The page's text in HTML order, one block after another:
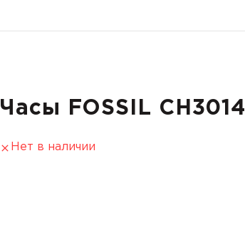
Часы FOSSIL CH3014
Нет в наличии